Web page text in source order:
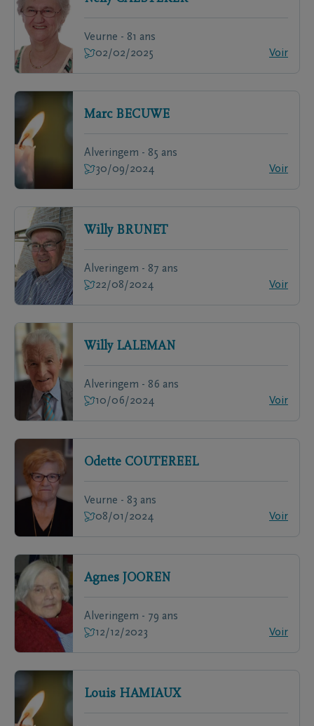
Veurne - 81 ans
02/02/2025
Voir
Marc BECUWE
Alveringem - 85 ans
30/09/2024
Voir
Willy BRUNET
Alveringem - 87 ans
22/08/2024
Voir
Willy LALEMAN
Alveringem - 86 ans
10/06/2024
Voir
Odette COUTEREEL
Veurne - 83 ans
08/01/2024
Voir
Agnes JOOREN
Alveringem - 79 ans
12/12/2023
Voir
Louis HAMIAUX